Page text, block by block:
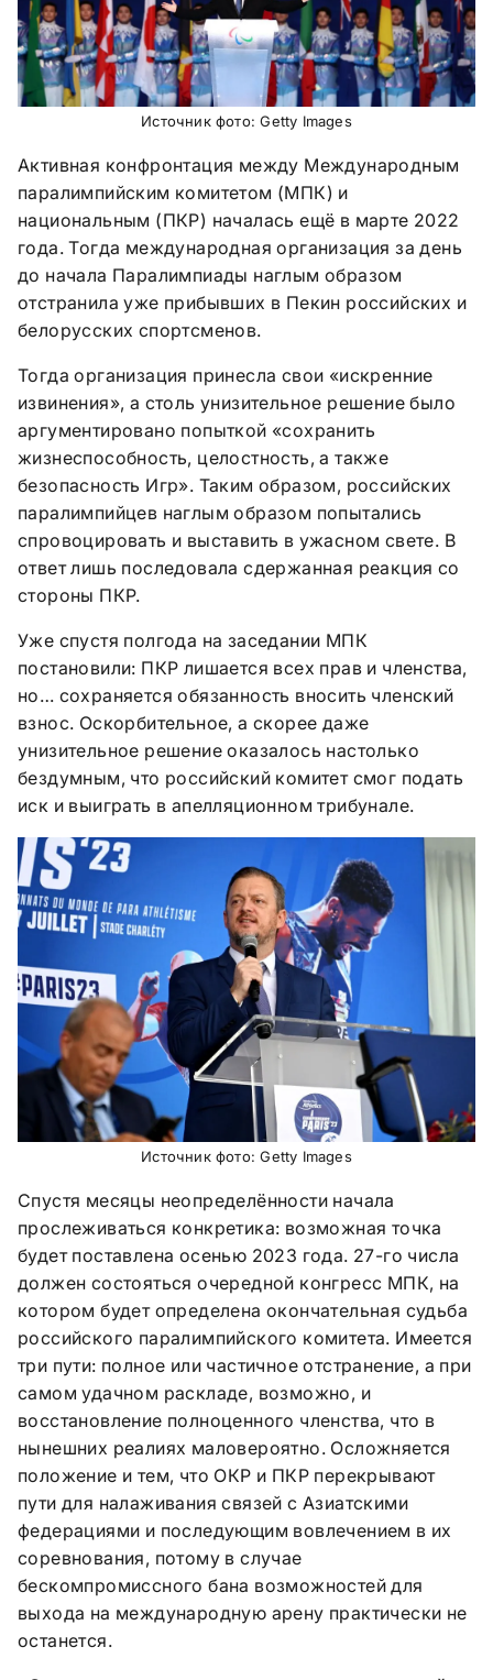
Источник фото: Getty Images
Активная конфронтация между Международным
паралимпийским комитетом (МПК) и
национальным (ПКР) началась ещё в марте 2022
года. Тогда международная организация за день
до начала Паралимпиады наглым образом
отстранила уже прибывших в Пекин российских и
белорусских спортсменов.
Тогда организация принесла свои «искренние
извинения», а столь унизительное решение было
аргументировано попыткой «сохранить
жизнеспособность, целостность, а также
безопасность Игр». Таким образом, российских
паралимпийцев наглым образом попытались
спровоцировать и выставить в ужасном свете. В
ответ лишь последовала сдержанная реакция со
стороны ПКР.
Уже спустя полгода на заседании МПК
постановили: ПКР лишается всех прав и членства,
но… сохраняется обязанность вносить членский
взнос. Оскорбительное, а скорее даже
унизительное решение оказалось настолько
бездумным, что российский комитет смог подать
иск и выиграть в апелляционном трибунале.
Источник фото: Getty Images
Спустя месяцы неопределённости начала
прослеживаться конкретика: возможная точка
будет поставлена осенью 2023 года. 27-го числа
должен состояться очередной конгресс МПК, на
котором будет определена окончательная судьба
российского паралимпийского комитета. Имеется
три пути: полное или частичное отстранение, а при
самом удачном раскладе, возможно, и
восстановление полноценного членства, что в
нынешних реалиях маловероятно. Осложняется
положение и тем, что ОКР и ПКР перекрывают
пути для налаживания связей с Азиатскими
федерациями и последующим вовлечением в их
соревнования, потому в случае
бескомпромиссного бана возможностей для
выхода на международную арену практически не
останется.